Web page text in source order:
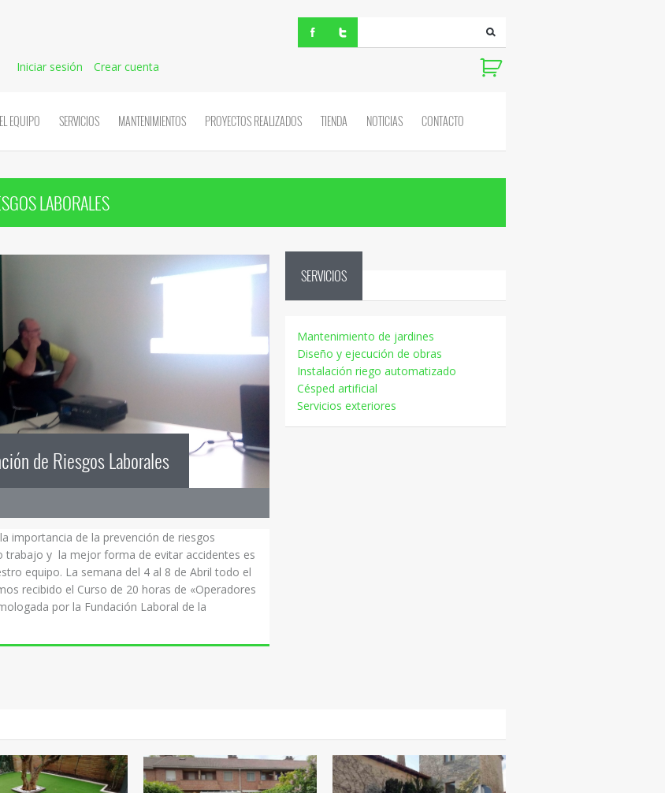
Iniciar sesión Crear cuenta
EL EQUIPO SERVICIOS MANTENIMIENTOS PROYECTOS REALIZADOS TIENDA NOTICIAS CONTACTO
LABORALES
de Riesgos Laborales
importancia de la prevención de riesgos
trabajo y la mejor forma de evitar accidentes es
equipo. La semana del 4 al 8 de Abril todo el
recibido el Curso de 20 horas de «Operadores
por la Fundación Laboral de la
SERVICIOS
Mantenimiento de jardines
Diseño y ejecución de obras
Instalación riego automatizado
Césped artificial
Servicios exteriores